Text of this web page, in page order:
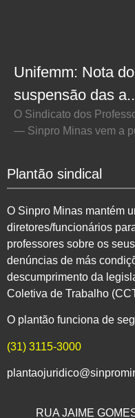
Unifemm: Nota
suspensão das
O Sindicato dos
— Sinpro Minas vem a
Plantão sindical
O Sinpro Minas mantém
diretores/funcionários
professores sobre os
denúncias de más
descumprimento da
Coletiva de Trabalho
O plantão funciona de
(31) 3115-3000
RUA JAIME